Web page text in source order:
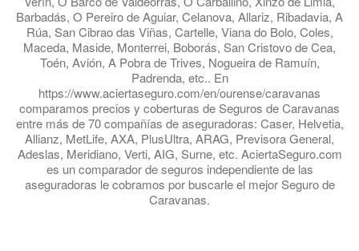
Barbadás, O Pereiro de Aguiar, Celanova, Allariz, Ribadavia, A
Rúa, San Cibrao das Viñas, Cartelle, Viana do Bolo, Coles,
Maceda, Maside, Monterrei, Boborás, San Cristovo de Cea,
Toén, Avión, A Pobra de Trives, Nogueira de Ramuín,
Padrenda, etc.. En
https://www.aciertaseguro.com/en/ourense/caravanas
comparamos precios y coberturas de Seguros de Caravanas
entre más de 70 compañías de aseguradoras: Caser, Helvetia,
Allianz, MetLife, AXA, PlusUltra, ARAG, Previsora General,
Adeslas, Meridiano, Verti, AIG, Surne, etc. AciertaSeguro.com
es un comparador de seguros independiente de las
aseguradoras le cobramos por buscarle el mejor Seguro de
Caravanas.